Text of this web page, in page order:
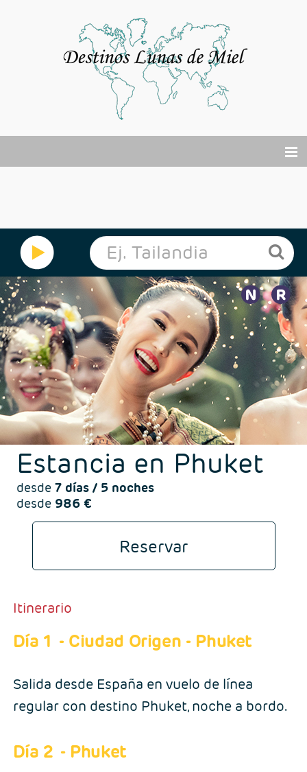
Cruceros
Por Qué?
Noticias Redes
Contacto
Sorteos
Estancia en Phuket
desde 7 días / 5 noches
desde 986 €
Reservar
Itinerario
Día 1 - Ciudad Origen - Phuket
Salida desde España en vuelo de línea
regular con destino Phuket, noche a bordo.
Día 2 - Phuket